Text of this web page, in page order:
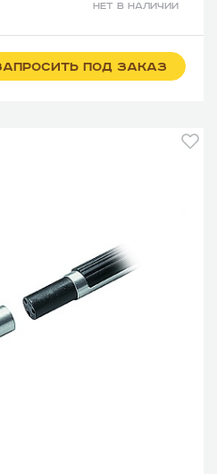
нет в наличии
ПОД ЗАКАЗ